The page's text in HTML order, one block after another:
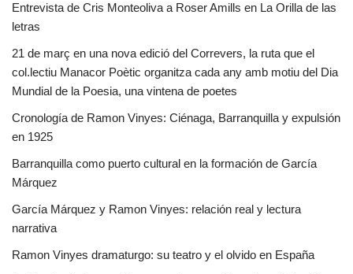
Entrevista de Cris Monteoliva a Roser Amills en La Orilla de las
letras
21 de març en una nova edició del Correvers, la ruta que el
col.lectiu Manacor Poètic organitza cada any amb motiu del Dia
Mundial de la Poesia, una vintena de poetes
Cronología de Ramon Vinyes: Ciénaga, Barranquilla y expulsión
en 1925
Barranquilla como puerto cultural en la formación de García
Márquez
García Márquez y Ramon Vinyes: relación real y lectura
narrativa
Ramon Vinyes dramaturgo: su teatro y el olvido en España